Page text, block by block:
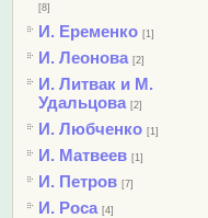
[8]
И. Еременко [1]
И. Леонова [2]
И. Литвак и М.
Удальцова [2]
И. Любченко [1]
И. Матвеев [1]
И. Петров [7]
И. Роса [4]